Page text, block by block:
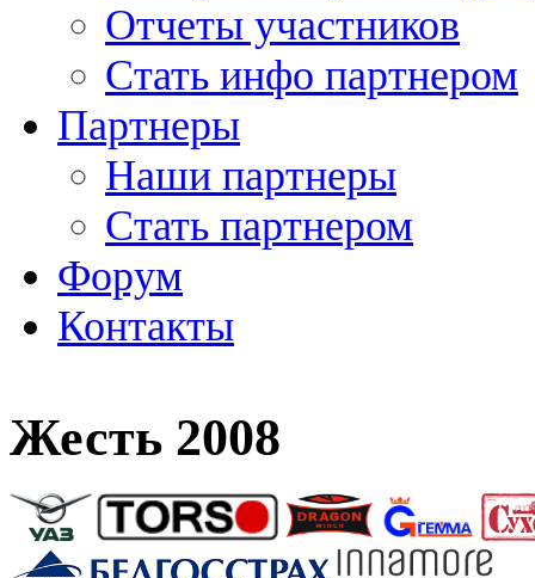
Отчеты участников
Стать инфо партнером
Партнеры
Наши партнеры
Стать партнером
Форум
Контакты
Жесть 2008